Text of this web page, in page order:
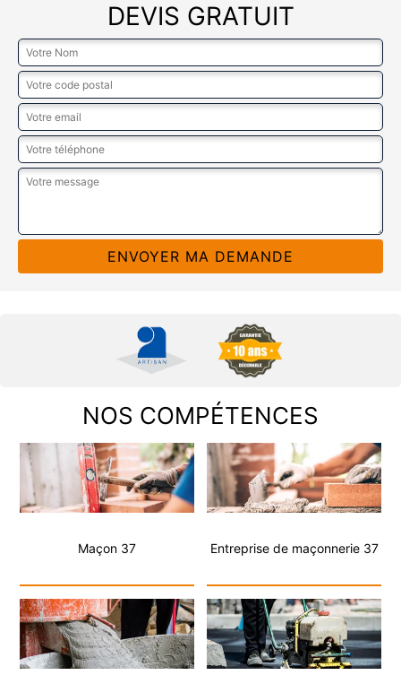
DEVIS GRATUIT
NOS COMPÉTENCES
Maçon 37 Entreprise de maçonnerie 37